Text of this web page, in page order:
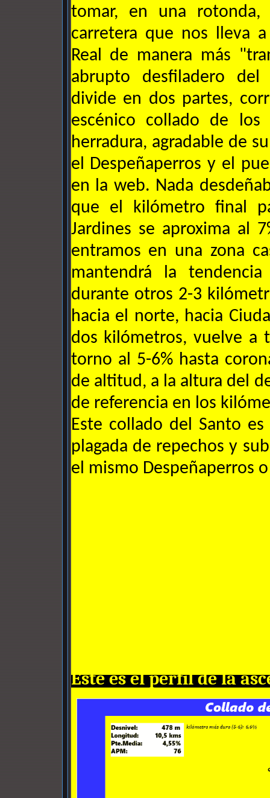
tomar, en una rotonda,
carretera que nos lleva
Real de manera más
abrupto desfiladero del
divide en dos partes,
escénico collado de
herradura, agradable de
el Despeñaperros y el
en la web. Nada
que el kilómetro final
Jardines se aproxima al
entramos en una zona
mantendrá la
durante otros 2-3
hacia el norte, hacia
dos kilómetros, vuelve a
torno al 5-6% hasta
de altitud, a la altura del
de referencia en los
Este collado del Santo
plagada de repechos y
el mismo Despeñaperros
Éste es el perfil de la